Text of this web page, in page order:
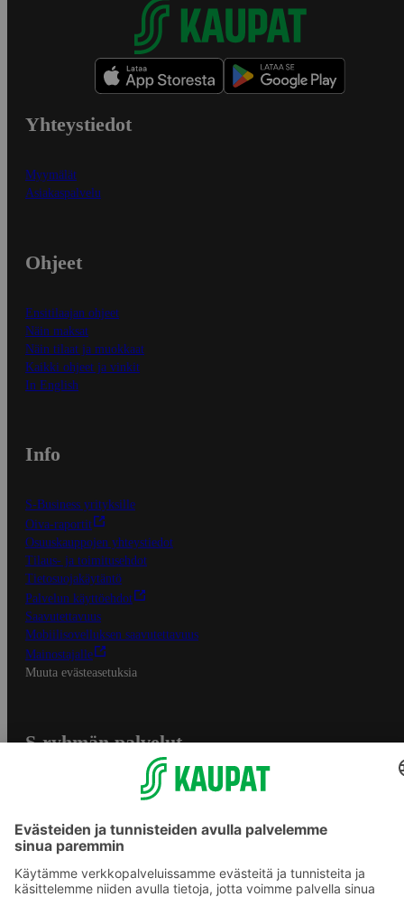
Yhteystiedot
Myymälät
Asiakaspalvelu
Ohjeet
Ensitilaajan ohjeet
Näin maksat
Näin tilaat ja muokkaat
Kaikki ohjeet ja vinkit
In English
Info
S-Business yrityksille
Oiva-raportit
Osuuskauppojen yhteystiedot
Tilaus- ja toimitusehdot
Tietosuojakäytäntö
Palvelun käyttöehdot
Saavutettavuus
Mobiilisovelluksen saavutettavuus
Mainostajalle
Muuta evästeasetuksia
S-ryhmän palvelut
Yhteishyvä Ruoka -sovellus
S-ostoslista -sovellus
Prisma.fi
Sokos.fi